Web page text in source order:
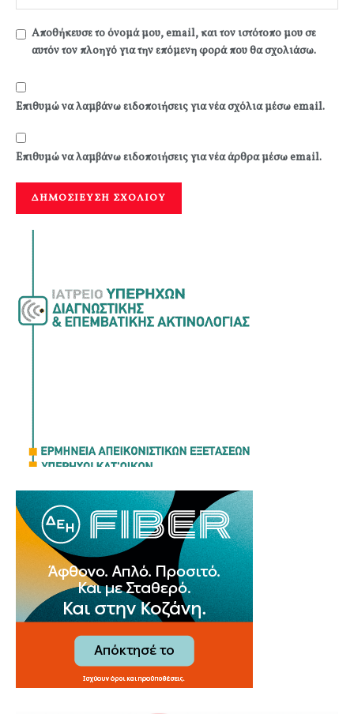
Αποθήκευσε το όνομά μου, email, και τον ιστότοπο μου σε
αυτόν τον πλοηγό για την επόμενη φορά που θα σχολιάσω.
Επιθυμώ να λαμβάνω ειδοποιήσεις για νέα σχόλια μέσω email.
Επιθυμώ να λαμβάνω ειδοποιήσεις για νέα άρθρα μέσω email.